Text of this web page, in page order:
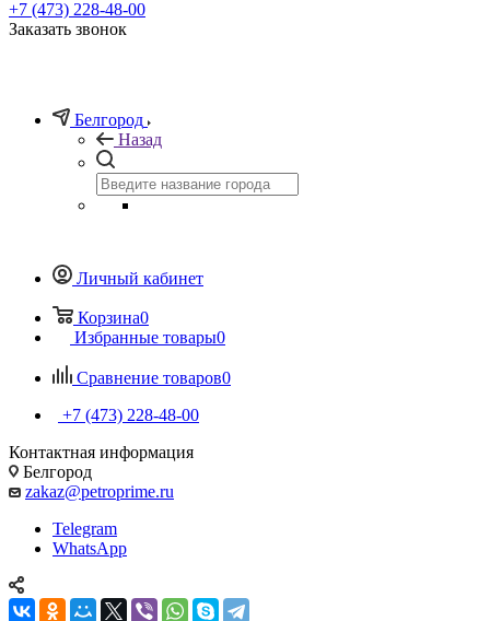
+7 (473) 228-48-00
Заказать звонок
Белгород
Назад
Личный кабинет
Корзина0
Избранные товары0
Сравнение товаров0
+7 (473) 228-48-00
Контактная информация
Белгород
zakaz@petroprime.ru
Telegram
WhatsApp